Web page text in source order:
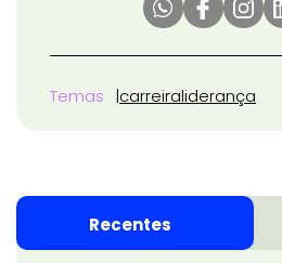
Temas carreiraliderança
Recentes